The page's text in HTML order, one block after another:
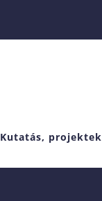
Kutatás, projektek